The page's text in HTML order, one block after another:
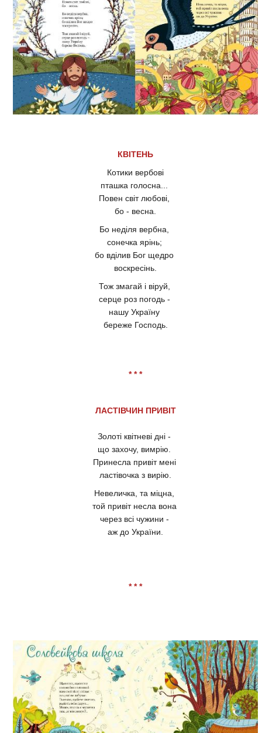
КВІТЕНЬ
Котики вербові
пташка голосна...
Повен світ любові,
бо - весна.
Бо неділя вербна,
сонечка ярінь;
бо вділив Бог щедро
воскресінь.
Тож змагай і віруй,
серце роз погодь -
нашу Україну
береже Господь.
* * *
ЛАСТІВЧИН ПРИВІТ
Золоті квітневі дні -
що захочу, вимрію.
Принесла привіт мені
ластівочка з вирію.
Невеличка, та міцна,
той привіт несла вона
через всі чужини -
аж до України.
* * *